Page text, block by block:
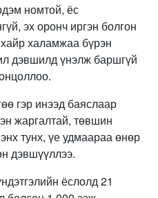
номтой, ёс
эх оронч иргэн болгон
халамжаа бүрэн
дэвшилд үнэлж баршгүй
гэр инээд баяслаар
жаргалтай, төвшин
тунх, үе удмаараа өнөр
дэвшүүллээ.
ёслолд 21